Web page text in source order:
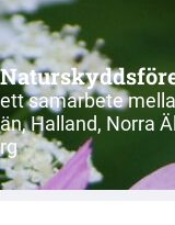
ett samarbete
än, Halland, Norra
rg